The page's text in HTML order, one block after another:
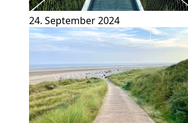
24. September 2024